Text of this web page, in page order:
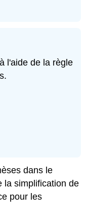
l'aide de la règle
dans le
la simplification de
pour les